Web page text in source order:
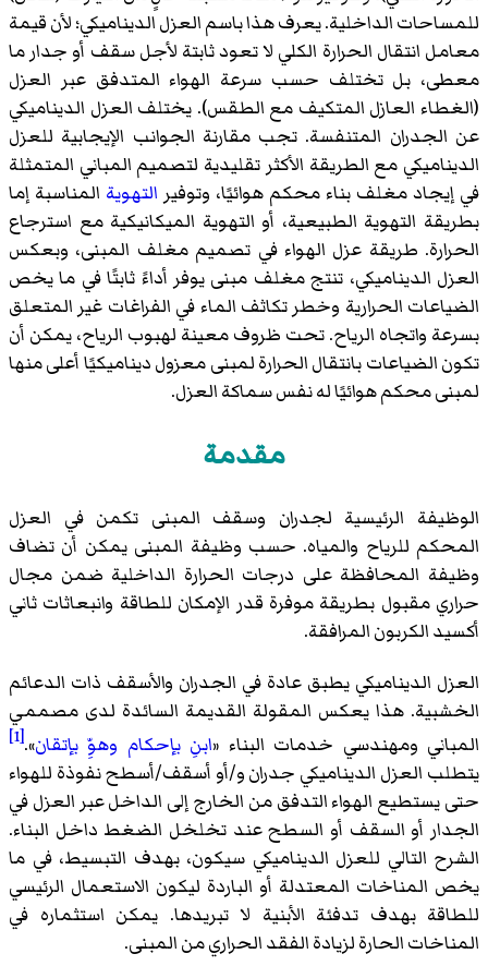
للمساحات الداخلية. يعرف هذا باسم العزل الديناميكي؛ لأن قيمة
معامل انتقال الحرارة الكلي لا تعود ثابتة لأجل سقف أو جدار ما
معطى، بل تختلف حسب سرعة الهواء المتدفق عبر العزل
(الغطاء العازل المتكيف مع الطقس). يختلف العزل الديناميكي
عن الجدران المتنفسة. تجب مقارنة الجوانب الإيجابية للعزل
الديناميكي مع الطريقة الأكثر تقليدية لتصميم المباني المتمثلة
في إيجاد مغلف بناء محكم هوائيًا، وتوفير التهوية المناسبة إما
بطريقة التهوية الطبيعية، أو التهوية الميكانيكية مع استرجاع
الحرارة. طريقة عزل الهواء في تصميم مغلف المبنى، وبعكس
العزل الديناميكي، تنتج مغلف مبنى يوفر أداءً ثابتًا في ما يخص
الضياعات الحرارية وخطر تكاثف الماء في الفراغات غير المتعلق
بسرعة واتجاه الرياح. تحت ظروف معينة لهبوب الرياح، يمكن أن
تكون الضياعات بانتقال الحرارة لمبنى معزول ديناميكيًا أعلى منها
لمبنى محكم هوائيًا له نفس سماكة العزل.
مقدمة
الوظيفة الرئيسية لجدران وسقف المبنى تكمن في العزل
المحكم للرياح والمياه. حسب وظيفة المبنى يمكن أن تضاف
وظيفة المحافظة على درجات الحرارة الداخلية ضمن مجال
حراري مقبول بطريقة موفرة قدر الإمكان للطاقة وانبعاثات ثاني
أكسيد الكربون المرافقة.
العزل الديناميكي يطبق عادة في الجدران والأسقف ذات الدعائم
الخشبية. هذا يعكس المقولة القديمة السائدة لدى مصممي
المباني ومهندسي خدمات البناء «ابنِ بإحكام وهوِّ بإتقان».
[1]
يتطلب العزل الديناميكي جدران و/أو أسقف/أسطح نفوذة للهواء
حتى يستطيع الهواء التدفق من الخارج إلى الداخل عبر العزل في
الجدار أو السقف أو السطح عند تخلخل الضغط داخل البناء.
الشرح التالي للعزل الديناميكي سيكون، بهدف التبسيط، في ما
يخص المناخات المعتدلة أو الباردة ليكون الاستعمال الرئيسي
للطاقة بهدف تدفئة الأبنية لا تبريدها. يمكن استثماره في
المناخات الحارة لزيادة الفقد الحراري من المبنى.